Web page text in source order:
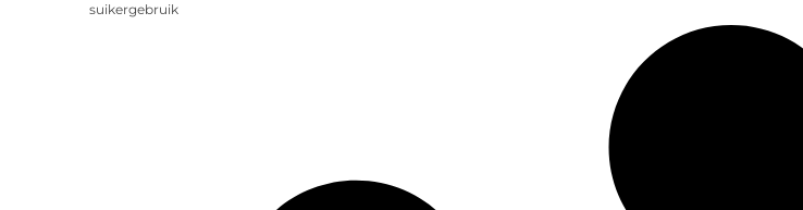
suikergebruik